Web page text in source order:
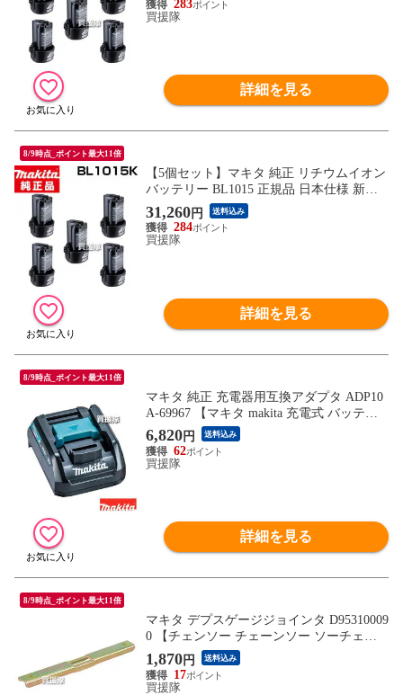
工具 diy 充電池 makita 正規品 マキタ 純正
283
買援隊
詳細を見る
8/9時点_ポイント最大11倍
【5個セット】マキタ 純正 リチウムイオン
バッテリー BL1015 正規品 日本仕様 新品
スライド式 10.8V-1.5Ah【充電式 バッテリ
ー式 電動 バッテリー 交換品 オプション
替え 工具 diy 充電池 makita 正規品 マキタ
31,260円 送料込み
284
買援隊
詳細を見る
8/9時点_ポイント最大11倍
マキタ 純正 充電器用互換アダプタ ADP10
A-69967 【マキタ makita 充電式 バッテリ
ー 充電機 オプション品 部品用 リチウム 1
4.4V 18V 充電器用 純正 充電器 互換アダプ
タ ADP10 日本仕様】【おしゃれ おすす
6,820円 送料込み
62
買援隊
詳細を見る
8/9時点_ポイント最大11倍
マキタ デプスゲージジョインタ D95310009
0 【チェンソー チェーンソー ソーチェン
ソー オプション アクセサリー 純正 正規品
日本仕様 新品 makita 純正 部品 オプショ
ン】【おしゃれ おすすめ】
1,870円 送料込み
17
買援隊